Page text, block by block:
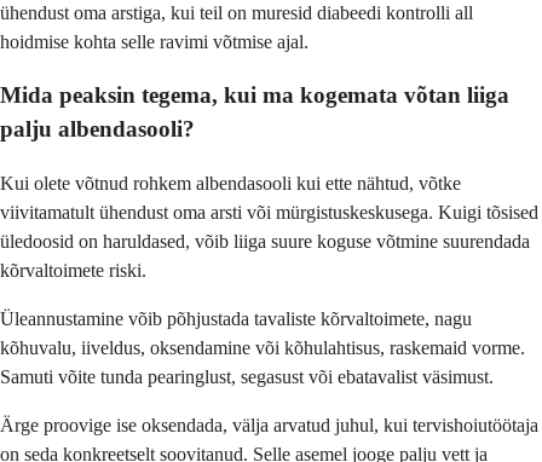
ühendust oma arstiga, kui teil on muresid diabeedi kontrolli all
hoidmise kohta selle ravimi võtmise ajal.
Mida peaksin tegema, kui ma kogemata võtan liiga
palju albendasooli?
Kui olete võtnud rohkem albendasooli kui ette nähtud, võtke
viivitamatult ühendust oma arsti või mürgistuskeskusega. Kuigi tõsised
üledoosid on haruldased, võib liiga suure koguse võtmine suurendada
kõrvaltoimete riski.
Üleannustamine võib põhjustada tavaliste kõrvaltoimete, nagu
kõhuvalu, iiveldus, oksendamine või kõhulahtisus, raskemaid vorme.
Samuti võite tunda pearinglust, segasust või ebatavalist väsimust.
Ärge proovige ise oksendada, välja arvatud juhul, kui tervishoiutöötaja
on seda konkreetselt soovitanud. Selle asemel jooge palju vett ja